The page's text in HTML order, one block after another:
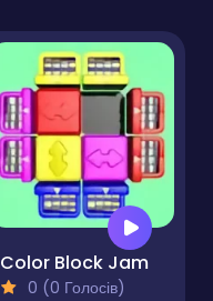
Color Block Jam
0 (0 Голосів)